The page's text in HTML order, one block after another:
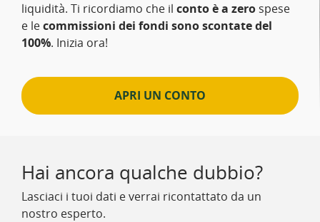
liquidità. Ti ricordiamo che il conto è a zero spese
e lecommissioni dei fondi sono scontate del
100%. Inizia ora!
APRI UN CONTO
Hai ancora qualche dubbio?
Lasciaci i tuoi dati e verrai ricontattato da un
nostro esperto.